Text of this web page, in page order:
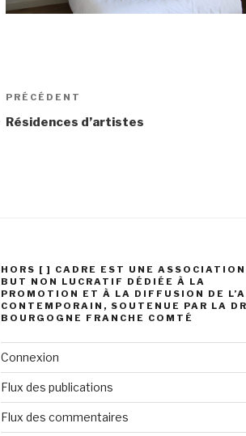
Navigation
de
Article
précédent
PRÉCÉDENT
Résidences d’artistes
HORS [ ] CADRE EST UNE
BUT NON LUCRATIF DÉDIÉE À LA
PROMOTION ET À LA DIFFUSION DE
CONTEMPORAIN, SOUTENUE PAR LA
BOURGOGNE FRANCHE COMTÉ
Connexion
Flux des publications
Flux des commentaires